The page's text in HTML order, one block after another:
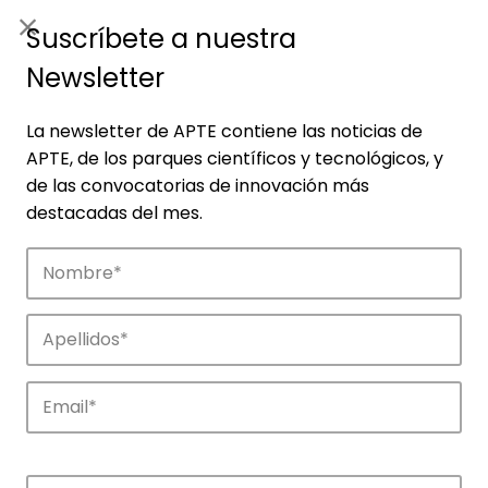
Noticias
Suscríbete a nuestra
Newsletter
La newsletter de APTE contiene las noticias de
APTE, de los parques científicos y tecnológicos, y
de las convocatorias de innovación más
destacadas del mes.